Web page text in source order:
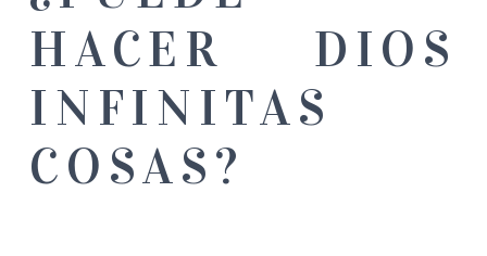
HACER DIOS
INFINITAS
COSAS?